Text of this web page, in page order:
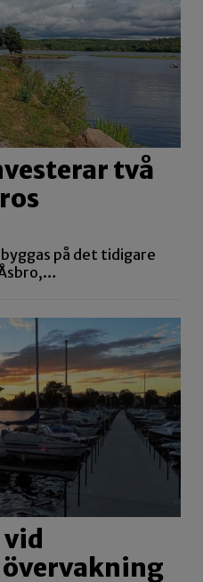
två
på det tidigare